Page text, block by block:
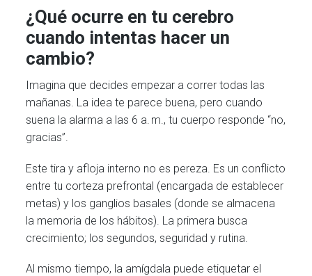
¿Qué ocurre en tu cerebro
cuando intentas hacer un
cambio?
Imagina que decides empezar a correr todas las
mañanas. La idea te parece buena, pero cuando
suena la alarma a las 6 a. m., tu cuerpo responde “no,
gracias”.
Este tira y afloja interno no es pereza. Es un conflicto
entre tu corteza prefrontal (encargada de establecer
metas) y los ganglios basales (donde se almacena
la memoria de los hábitos). La primera busca
crecimiento; los segundos, seguridad y rutina.
Al mismo tiempo, la amígdala puede etiquetar el